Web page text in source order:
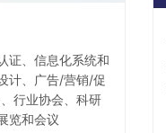
证、信息化系统和
计、广告/营销/促
行业协会、科研
览和会议